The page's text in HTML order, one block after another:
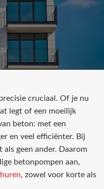
cruciaal. Of je nu
legt of een moeilijk
beton: met een
en veel efficiënter. Bij
als geen ander. Daarom
betonpompen aan,
, zowel voor korte als